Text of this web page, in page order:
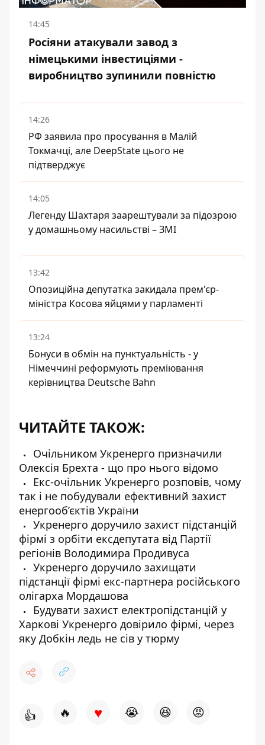
14:45
Росіяни атакували завод з
німецькими інвестиціями -
виробництво зупинили повністю
14:26
РФ заявила про просування в Малій
Токмачці, але DeepState цього не
підтверджує
14:05
Легенду Шахтаря заарештували за підозрою
у домашньому насильстві – ЗМІ
13:42
Опозиційна депутатка закидала прем'єр-
міністра Косова яйцями у парламенті
13:24
Бонуси в обмін на пунктуальність - у
Німеччині реформують преміювання
керівництва Deutsche Bahn
ЧИТАЙТЕ ТАКОЖ:
Очільником Укренерго призначили
Олексія Брехта - що про нього відомо
Екс-очільник Укренерго розповів, чому
так і не побудували ефективний захист
енергооб’єктів України
Укренерго доручило захист підстанцій
фірмі з орбіти ексдепутата від Партії
регіонів Володимира Продивуса
Укренерго доручило захищати
підстанції фірмі екс-партнера російського
олігарха Мордашова
Будувати захист електропідстанцій у
Харкові Укренерго довірило фірмі, через
яку Добкін ледь не сів у тюрму
👍 🔥 ♥ 😭 😆 😡